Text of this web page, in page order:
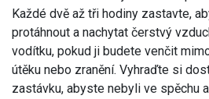
Každé dvě až tři hodiny zastavte,
protáhnout a nachytat čerstvý
vodítku, pokud ji budete venčit
útěku nebo zranění. Vyhraďte si
zastávku, abyste nebyli ve spěchu